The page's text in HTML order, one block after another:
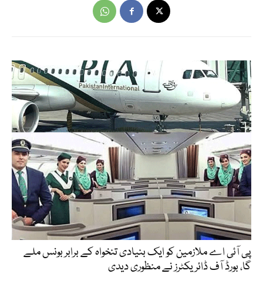
پی آئی اے ملازمین کو ایک بنیادی تنخواہ کے برابر بونس ملے
گا، بورڈ آف ڈائریکٹرز نے منظوری دیدی